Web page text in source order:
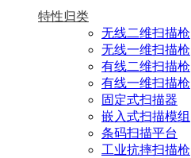
特性归类
无线二维扫描枪
无线一维扫描枪
有线二维扫描枪
有线一维扫描枪
固定式扫描器
嵌入式扫描模组
条码扫描平台
工业抗摔扫描枪